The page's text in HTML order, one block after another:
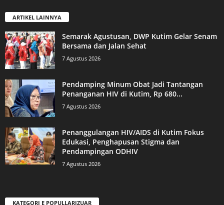
ARTIKEL LAINNYA
Semarak Agustusan, DWP Kutim Gelar Senam
Bersama dan Jalan Sehat
7 Agustus 2026
Pendamping Minum Obat Jadi Tantangan
Penanganan HIV di Kutim, Rp 680...
7 Agustus 2026
Penanggulangan HIV/AIDS di Kutim Fokus
Edukasi, Penghapusan Stigma dan
Pendampingan ODHIV
7 Agustus 2026
KATEGORI E POPULLARIZUAR